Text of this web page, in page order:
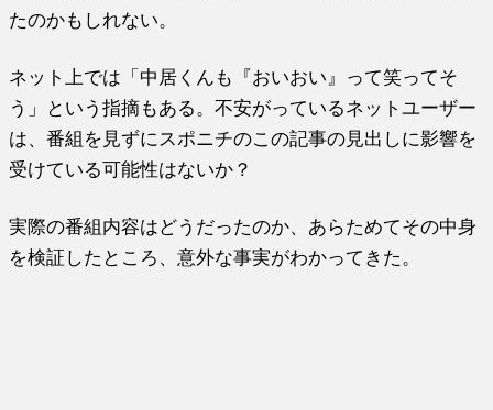
たのかもしれない。
ネット上では「中居くんも『おいおい』って笑ってそ
う」という指摘もある。不安がっているネットユーザー
は、番組を見ずにスポニチのこの記事の見出しに影響を
受けている可能性はないか？
実際の番組内容はどうだったのか、あらためてその中身
を検証したところ、意外な事実がわかってきた。